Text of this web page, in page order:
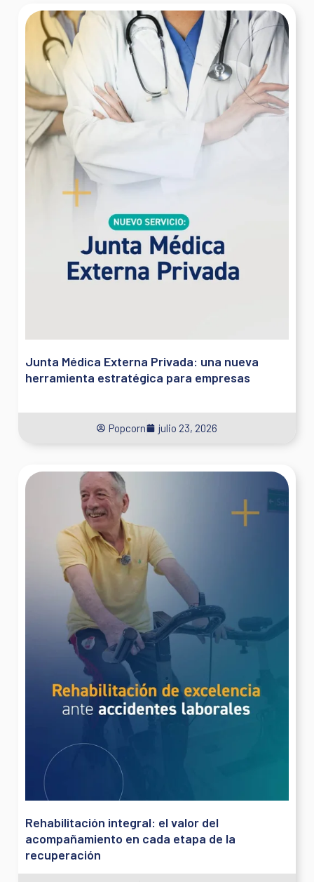
Junta Médica Externa Privada: una nueva
herramienta estratégica para empresas
Popcorn julio 23, 2026
Rehabilitación integral: el valor del
acompañamiento en cada etapa de la
recuperación